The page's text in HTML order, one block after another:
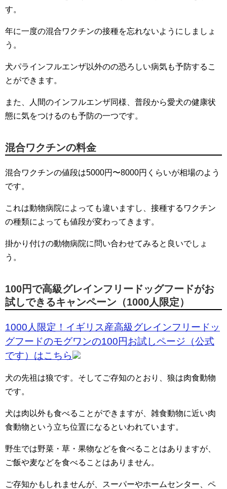
す。
年に一度の混合ワクチンの接種を忘れないようにしましょ
う。
犬パラインフルエンザ以外のの恐ろしい病気も予防するこ
とができます。
また、人間のインフルエンザ同様、普段から愛犬の健康状
態に気をつけるのも予防の一つです。
混合ワクチンの料金
混合ワクチンの値段は5000円〜8000円くらいが相場のよう
です。
これは動物病院によっても違いますし、接種するワクチン
の種類によっても値段が変わってきます。
掛かり付けの動物病院に問い合わせてみると良いでしょ
う。
100円で高級グレインフリードッグフードがお
試しできるキャンペーン（1000人限定）
1000人限定！イギリス産高級グレインフリードッ
グフードのモグワンの100円お試しページ（公式
です）はこちら
犬の先祖は狼です。そしてご存知のとおり、狼は肉食動物
です。
犬は肉以外も食べることができますが、雑食動物に近い肉
食動物という立ち位置になるといわれています。
野生では野菜・草・果物などを食べることはありますが、
ご飯や麦などを食べることはありません。
ご存知かもしれませんが、スーパーやホームセンター、ペ